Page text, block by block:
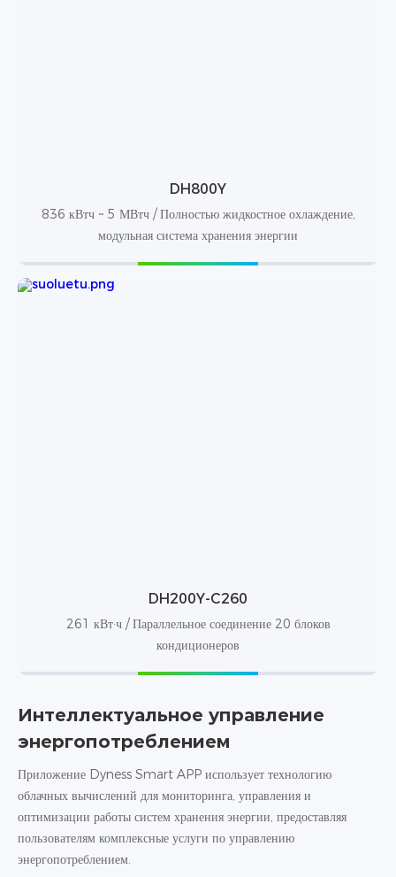
DH800Y
836 кВтч ~ 5 МВтч / Полностью жидкостное охлаждение,
модульная система хранения энергии
DH200Y-C260
261 кВт·ч / Параллельное соединение 20 блоков
кондиционеров
Интеллектуальное управление
энергопотреблением
Приложение Dyness Smart APP использует технологию
облачных вычислений для мониторинга, управления и
оптимизации работы систем хранения энергии, предоставляя
пользователям комплексные услуги по управлению
энергопотреблением.